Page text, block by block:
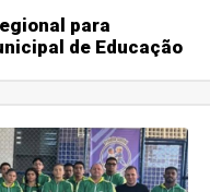
para
de Educação